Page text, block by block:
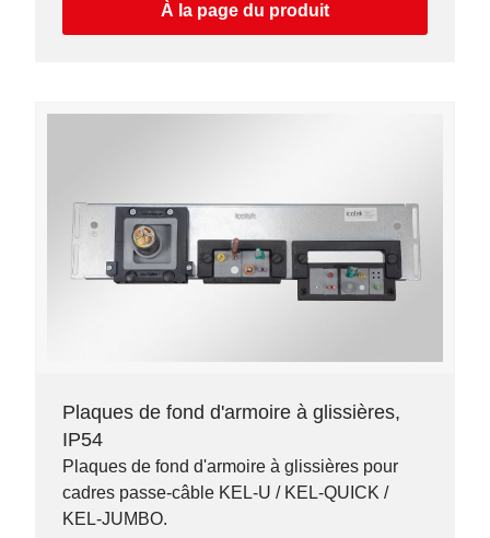
À la page du produit
Plaques de fond d'armoire à glissières,
IP54
Plaques de fond d'armoire à glissières pour
cadres passe-câble KEL-U / KEL-QUICK /
KEL-JUMBO.